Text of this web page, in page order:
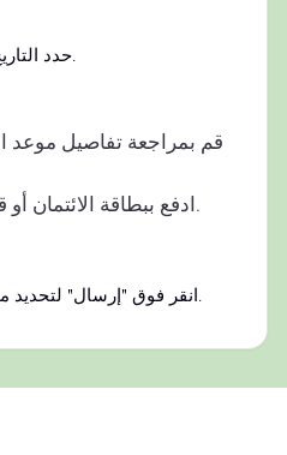
حدد التاريخ والوقت المناسب لك.
قم بمراجعة تفاصيل موعد
ادفع ببطاقة الائتمان أو قسيمة الامتحان.
انقر فوق "إرسال" لتحديد موعد الاختبار الخاص بك.